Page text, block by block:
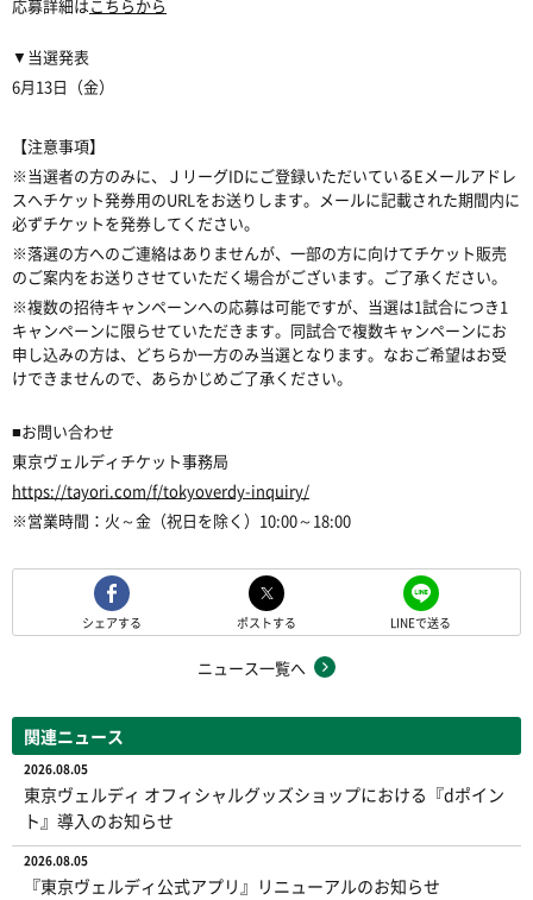
応募詳細はこちらから
▼当選発表
6月13日（金）
【注意事項】
※当選者の方のみに、ＪリーグIDにご登録いただいているEメールアドレ
スへチケット発券用のURLをお送りします。メールに記載された期間内に
必ずチケットを発券してください。
※落選の方へのご連絡はありませんが、一部の方に向けてチケット販売
のご案内をお送りさせていただく場合がございます。ご了承ください。
※複数の招待キャンペーンへの応募は可能ですが、当選は1試合につき1
キャンペーンに限らせていただきます。同試合で複数キャンペーンにお
申し込みの方は、どちらか一方のみ当選となります。なおご希望はお受
けできませんので、あらかじめご了承ください。
■お問い合わせ
東京ヴェルディチケット事務局
https://tayori.com/f/tokyoverdy-inquiry/
※営業時間：火～金（祝日を除く）10:00～18:00
シェアする ポストする LINEで送る
ニュース一覧へ
関連ニュース
2026.08.05
東京ヴェルディ オフィシャルグッズショップにおける『dポイン
ト』導入のお知らせ
2026.08.05
『東京ヴェルディ公式アプリ』リニューアルのお知らせ